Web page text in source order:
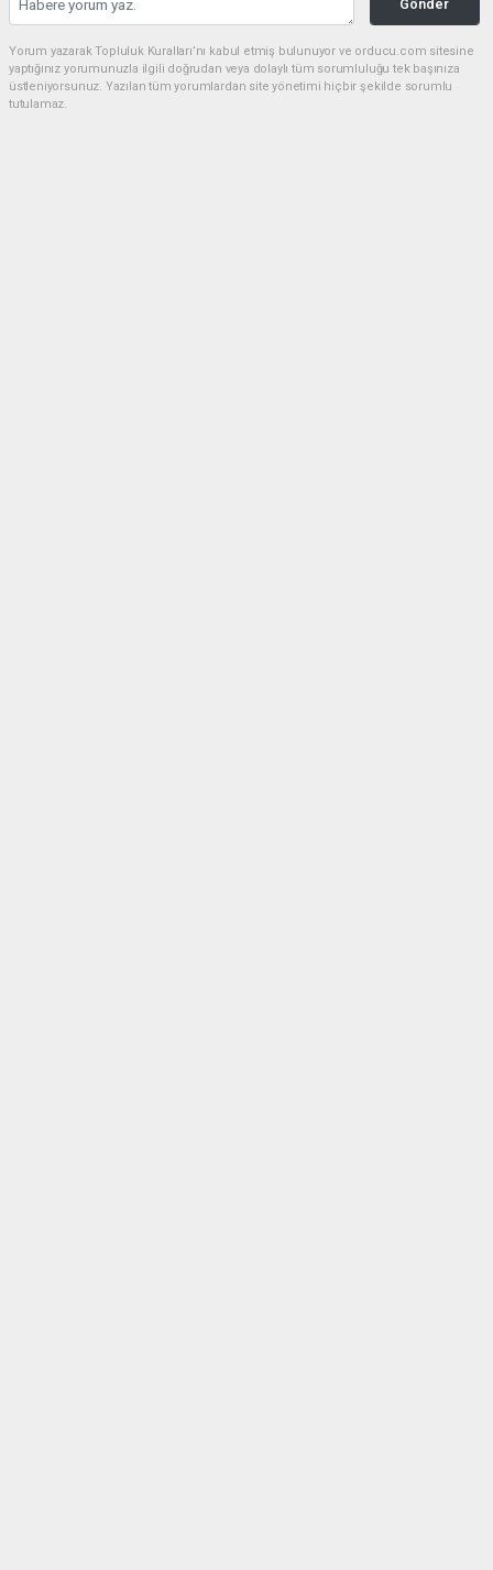
Gönder
Yorum yazarak Topluluk Kuralları’nı kabul etmiş bulunuyor ve orducu.com sitesine
yaptığınız yorumunuzla ilgili doğrudan veya dolaylı tüm sorumluluğu tek başınıza
üstleniyorsunuz. Yazılan tüm yorumlardan site yönetimi hiçbir şekilde sorumlu
tutulamaz.